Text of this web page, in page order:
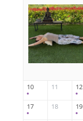
10 11 12
17 18 19